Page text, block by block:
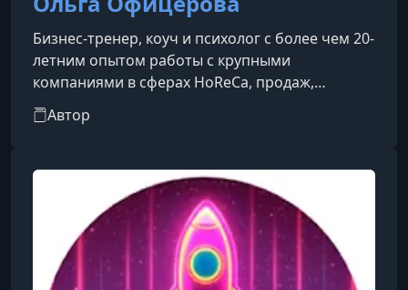
Бизнес-тренер, коуч и психолог с более чем 20-
летним опытом работы с крупными
компаниями в сферах HoReCa, продаж,
строительства и девелопмента. Она
специализируется на стратегическом развитии
процессов, разработку KPI, систем
сбалансированных показателей и бизнес-
моделей. Ольга является наставником
международной программы акселерации
ScaleUp.​В области психологического
консультирования Ольга Офицерова имеет
Автор